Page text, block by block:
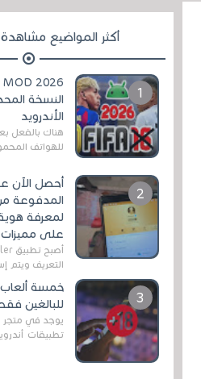
أكثر المواضيع
الأندرويد
هناك بالفعل
للهواتف
مثل EA Sports ...
أحصل الآن
المدفوعة
لمعرفة
على
التعريف ويتم
رغم المخاطر
التخلص من
العال...
خمسة ألعاب
للبالغين فقط
يوجد في
تطبيقات